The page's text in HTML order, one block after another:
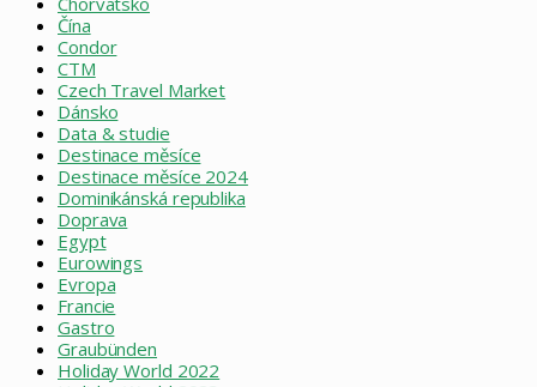
Čína
Condor
CTM
Czech Travel Market
Dánsko
Data & studie
Destinace měsíce
Destinace měsíce 2024
Dominikánská republika
Doprava
Egypt
Eurowings
Evropa
Francie
Gastro
Graubünden
Holiday World 2022